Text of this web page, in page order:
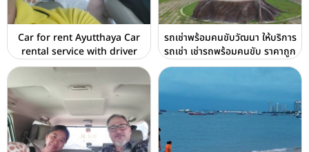
Car for rent Ayutthaya Car
rental service with driver
รถเช่าพร้อมคนขับวัฒนา ให้บริการ
รถเช่า เช่ารถพร้อมคนขับ ราคาถูก